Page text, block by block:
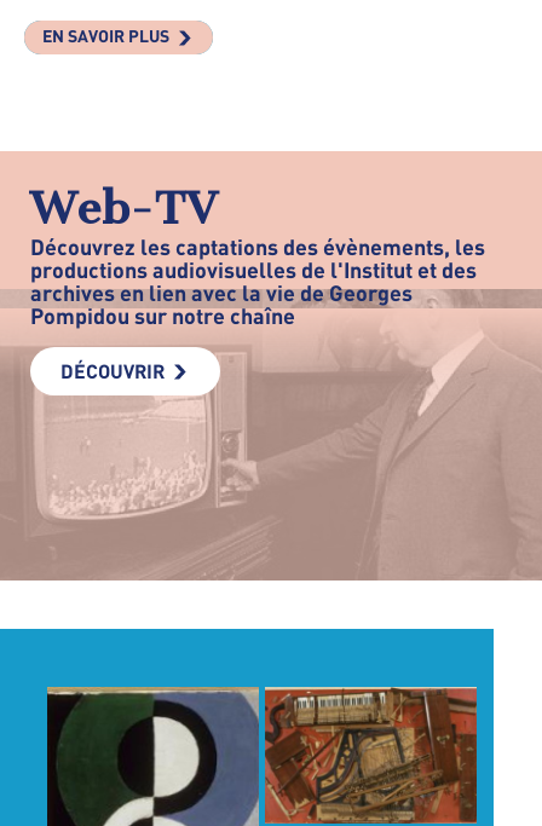
EN SAVOIR PLUS
Web-TV
Découvrez les captations des évènements, les
productions audiovisuelles de l'Institut et des
archives en lien avec la vie de Georges
Pompidou sur notre chaîne
DÉCOUVRIR